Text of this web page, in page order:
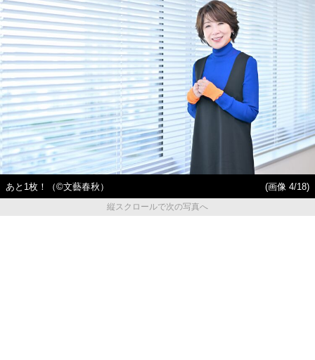
あと1枚！（©︎文藝春秋）
(画像 4/18)
縦スクロールで次の写真へ